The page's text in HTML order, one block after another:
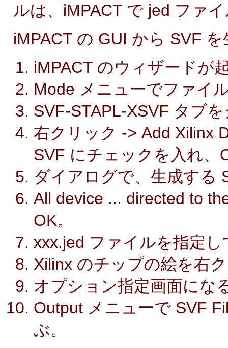
ルは、iMPACT で jed ファ
iMPACT の GUI から SVF
iMPACT のウィザードが
Mode メニューでファイ
SVF-STAPL-XSVF タブ
右クリック -> Add Xilinx
SVF にチェックを入れ、
ダイアログで、生成する
All device ... directed to
OK。
xxx.jed ファイルを指定
Xilinx のチップの絵を右
オプション指定画面にな
Output メニューで SVF
ぶ。